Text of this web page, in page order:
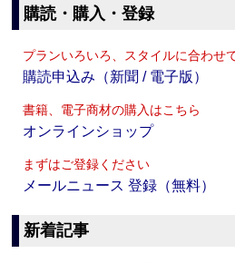
購読・購入・登録
プランいろいろ、スタイルに合わせ
購読申込み（新聞 / 電子版）
書籍、電子商材の購入はこちら
オンラインショップ
まずはご登録ください
メールニュース 登録（無料）
新着記事